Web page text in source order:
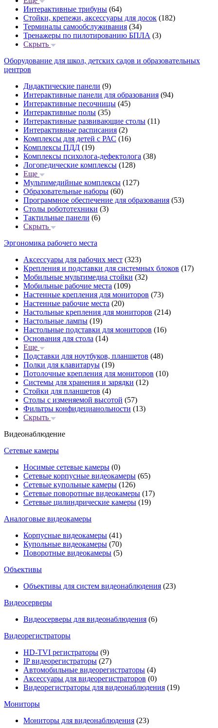
Интерактивные трибуны (64)
Стойки, крепежи, аксессуары для досок (182)
Терминалы самообслуживания (34)
Тренажеры по пилотированию БПЛА (3)
Скрыть
Оборудование для школ, детских садов и образовательных
центров
Дидактические панели (9)
Интерактивные панели для образования (94)
Интерактивные песочницы (45)
Интерактивные полы (35)
Интерактивные развивающие столы (11)
Интерактивные расписания (2)
Комплексы для детей с РАС (16)
Комплексы ПДД (19)
Комплексы психолога-дефектолога (38)
Логопедические комплексы (128)
Еще
Мультимедийные комплексы (127)
Образовательные наборы (60)
Программное обеспечение для образования (53)
Столы робототехники (3)
Тактильные панели (6)
Скрыть
Эргономика рабочего места
Аксессуары для рабочих мест (323)
Крепления и подставки для системных блоков (17)
Мобильные мультимедиа стойки (32)
Мобильные рабочие места (109)
Настенные крепления для мониторов (73)
Настенные рабочие места (20)
Настольные крепления для мониторов (214)
Настольные лампы (19)
Настольные подставки для мониторов (16)
Основания для стола (14)
Еще
Подставки для ноутбуков, планшетов (48)
Полки для клавитаруы (19)
Потолочные крепления для мониторов (10)
Системы для хранения и зарядки (12)
Стойки для планшетов (4)
Столы с изменяемой высотой (57)
Фильтры конфидецианольности (13)
Скрыть
Видеонаблюдение
Сетевые камеры
Носимые сетевые камеры (0)
Сетевые корпусные видеокамеры (65)
Сетевые купольные камеры (126)
Сетевые поворотные видеокамеры (17)
Сетевые цилиндрические камеры (19)
Аналоговые видеокамеры
Корпусные видеокамеры (41)
Купольные видеокамеры (70)
Поворотные видеокамеры (5)
Объективы
Объективы для систем видеонаблюдения (23)
Видеосерверы
Видеосерверы для видеонаблюдения (6)
Видеорегистраторы
HD-TVI регистраторы (9)
IP видеорегистраторы (27)
Автомобильные видеорегистраторы (4)
Аксессуары для видеорегистраторов (0)
Видеорегистраторы для видеонаблюдения (19)
Мониторы
Мониторы для видеонаблюдения (23)